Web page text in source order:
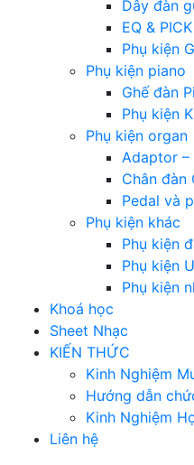
Dây đàn
EQ &
Phụ kiện
Phụ kiện piano
Ghế đàn
Phụ kiện
Phụ kiện organ
Adaptor –
Chân đàn
Pedal và
Phụ kiện khác
Phụ kiện
Phụ kiện
Phụ kiện
Khoá học
Sheet Nhạc
KIẾN THỨC
Kinh Nghiệm
Hướng dẫn
Kinh Nghiệm
Liên hệ